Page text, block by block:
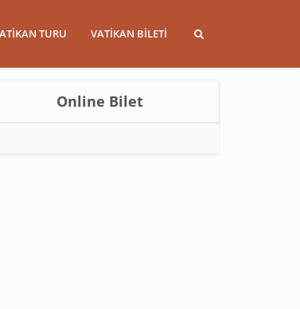
TURU VATIKAN BILETI
Online Bilet